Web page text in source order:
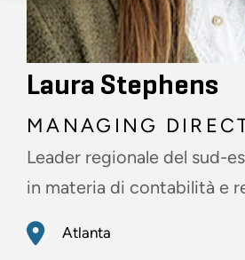
Laura Stephens
MANAGING
Leader regionale del sud-
in materia di contabilità e
Atlanta